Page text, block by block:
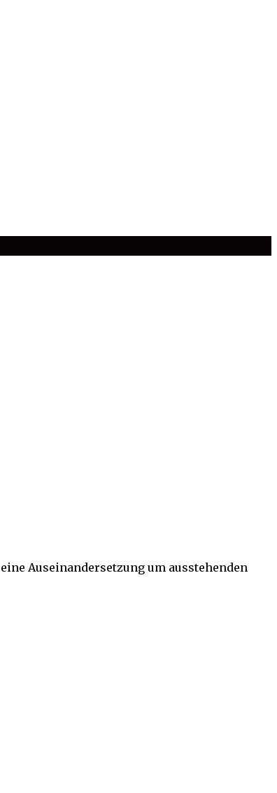
Auseinandersetzung um ausstehenden